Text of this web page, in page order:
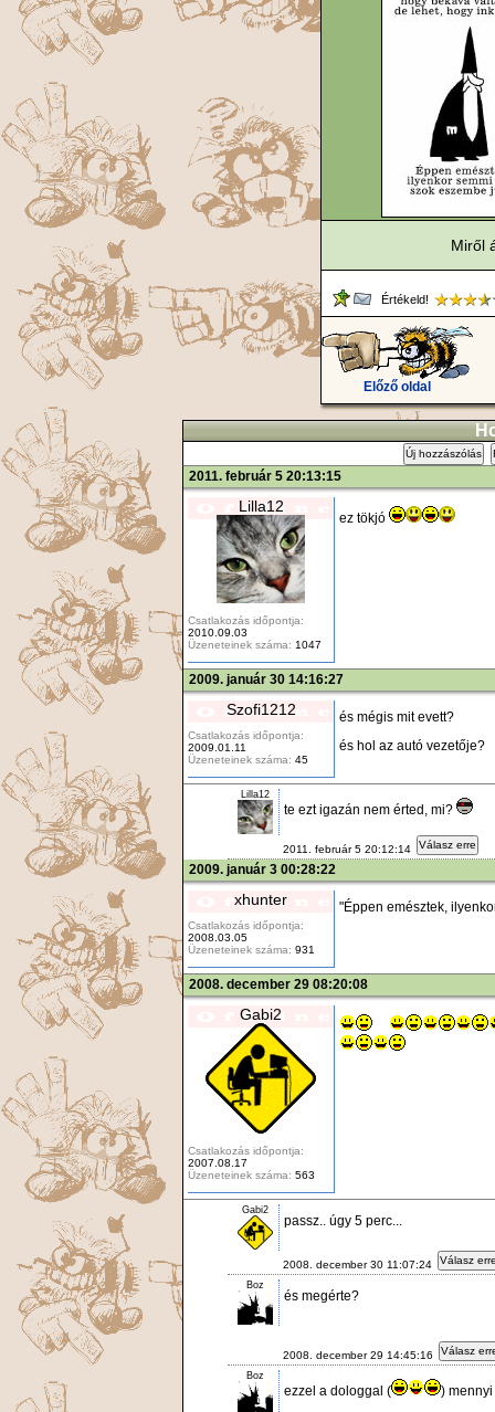
Miről
Értékeld!
Előző oldal
Új hozzászólás
2011. február 5 20:13:15
Lilla12
Csatlakozás időpontja:
2010.09.03
Üzeneteinek száma: 1047
ez tökjó
2009. január 30 14:16:27
Szofi1212
Csatlakozás időpontja:
2009.01.11
Üzeneteinek száma: 45
és mégis mit evett?
és hol az autó vezetője?
Lilla12
te ezt igazán nem érted, mi?
2011. február 5 20:12:14 Válasz erre
2009. január 3 00:28:22
xhunter
Csatlakozás időpontja:
2008.03.05
Üzeneteinek száma: 931
"Éppen emésztek,
2008. december 29 08:20:08
Gabi2
Csatlakozás időpontja:
2007.08.17
Üzeneteinek száma: 563
Gabi2
passz.. úgy 5 perc...
2008. december 30 11:07:24 Válasz
Boz
és megérte?
2008. december 29 14:45:16 Válasz
Boz
ezzel a dologgal ( )